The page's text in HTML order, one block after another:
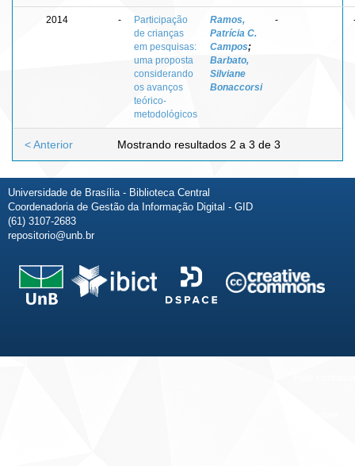
2014 -
Participação
de crianças
em pesquisas:
uma proposta
considerando
os avanços
teórico-
metodológicos
Ramos,
Patrícia C.
Campos;
Barbato,
Silviane
Bonaccorsi
-
Mostrando resultados 2 a 3 de 3
< Anterior
Universidade de Brasília - Biblioteca Central
Coordenadoria de Gestão da Informação Digital - GID
(61) 3107-2683
repositorio@unb.br